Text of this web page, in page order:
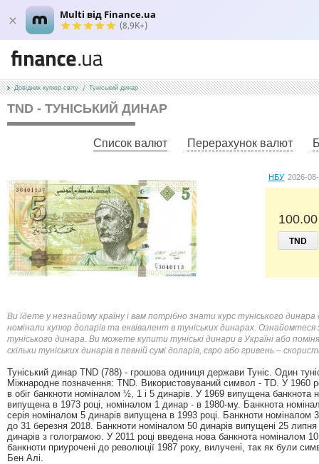
Multi від Finance.ua
(8,9K+)
Довідник купюр світу Туніський динар
TND - ТУНІСЬКИЙ ДИНАР
Список валют Перерахунок валют
НБУ 2026-
100.00
TND
Ви їдете у незнайому країну і вам потрібно знати курс туніського
номінали купюр доларів та еквівалент в туніських динарах.
туніського динара. Ви можете купити туніські динари в Україні або
скільки туніських динарів в певній сумі доларів, євро або гривень –
Туніський динар TND (788) - грошова одиниця держави Туніс. Один
Міжнародне позначення: TND. Використовуваний символ - TD. У 1960
в обіг банкноти номіналом ½, 1 і 5 динарів. У 1969 випущена
випущена в 1973 році, номіналом 1 динар - в 1980-му. Банкнота
серія номіналом 5 динарів випущена в 1993 році. Банкноти номіналом
до 31 березня 2018. Банкноти номіналом 50 динарів випущені 25
динарів з голограмою. У 2011 році введена нова банкнота номіналом
банкноти приурочені до революції 1987 року, вилучені, так як були
Бен Алі.